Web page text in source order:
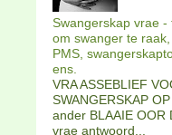
Swangerskap vrae
om swanger te
PMS,
ens.
VRA ASSEBLIEF
SWANGERSKAP
ander BLAAIE OOR
vrae antwoord...